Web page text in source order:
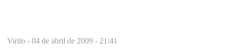
Virilo - 04 de abril de 2009 - 21:41